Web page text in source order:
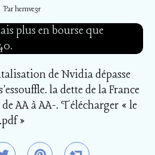
Par hemve31
de Nvidia dépasse
la dette de la France
AA à AA-. Télécharger « le
»